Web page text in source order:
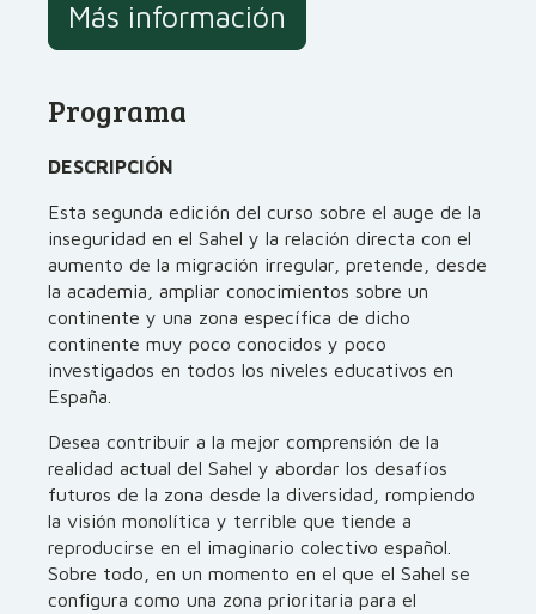
Más información
Programa
DESCRIPCIÓN
Esta segunda edición del curso sobre el auge de la
inseguridad en el Sahel y la relación directa con el
aumento de la migración irregular, pretende, desde
la academia, ampliar conocimientos sobre un
continente y una zona específica de dicho
continente muy poco conocidos y poco
investigados en todos los niveles educativos en
España.
Desea contribuir a la mejor comprensión de la
realidad actual del Sahel y abordar los desafíos
futuros de la zona desde la diversidad, rompiendo
la visión monolítica y terrible que tiende a
reproducirse en el imaginario colectivo español.
Sobre todo, en un momento en el que el Sahel se
configura como una zona prioritaria para el